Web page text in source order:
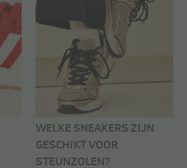
WELKE SNEAKERS ZIJN
GESCHIKT VOOR
STEUNZOLEN?